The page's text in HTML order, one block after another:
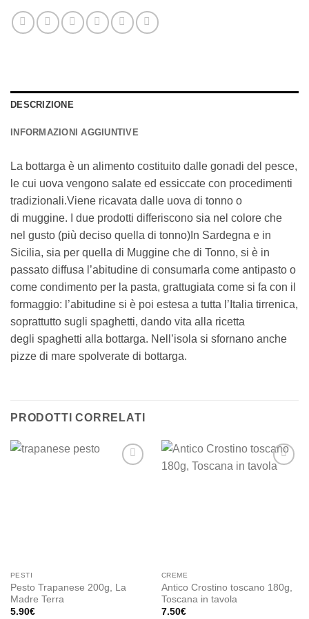
DESCRIZIONE
INFORMAZIONI AGGIUNTIVE
La bottarga è un alimento costituito dalle gonadi del pesce,
le cui uova vengono salate ed essiccate con procedimenti
tradizionali.Viene ricavata dalle uova di tonno o
di muggine. I due prodotti differiscono sia nel colore che
nel gusto (più deciso quella di tonno)In Sardegna e in
Sicilia, sia per quella di Muggine che di Tonno, si è in
passato diffusa l’abitudine di consumarla come antipasto o
come condimento per la pasta, grattugiata come si fa con il
formaggio: l’abitudine si è poi estesa a tutta l’Italia tirrenica,
soprattutto sugli spaghetti, dando vita alla ricetta
degli spaghetti alla bottarga. Nell’isola si sfornano anche
pizze di mare spolverate di bottarga.
PRODOTTI CORRELATI
PESTI
Pesto Trapanese 200g, La
Madre Terra
5.90€
CREME
Antico Crostino toscano 180g,
Toscana in tavola
7.50€